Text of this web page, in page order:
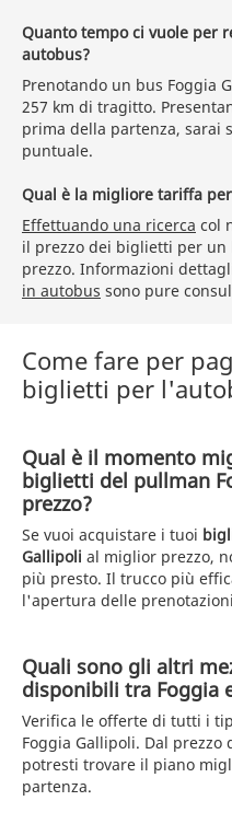
Quanto tempo ci vuole per
autobus?
Prenotando un bus Foggia
257 km di tragitto.
prima della partenza, sarai
puntuale.
Qual è la migliore tariffa
Effettuando una ricerca col
il prezzo dei biglietti per un
prezzo. Informazioni
in autobus sono pure
Come fare per
biglietti per
Qual è il momento
biglietti del pullman
prezzo?
Se vuoi acquistare i tuoi
Gallipoli al miglior prezzo,
più presto. Il trucco più
l'apertura delle
Quali sono gli altri
disponibili tra Foggia
Verifica le offerte di tutti i
Foggia Gallipoli. Dal
potresti trovare il piano
partenza.